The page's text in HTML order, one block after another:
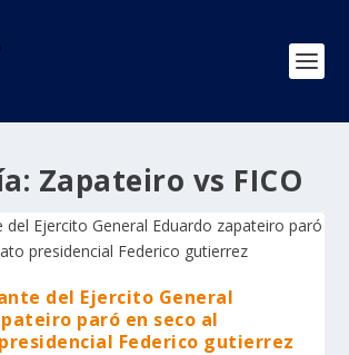
Zapateiro vs FICO
del Ejercito General
paró en seco al
Federico gutierrez